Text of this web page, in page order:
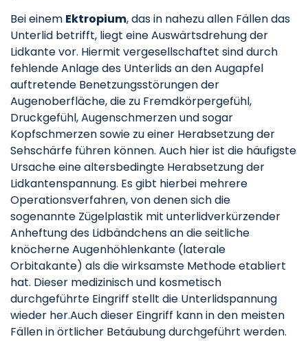
Bei einem Ektropium, das in nahezu allen Fällen das
Unterlid betrifft, liegt eine Auswärtsdrehung der
Lidkante vor. Hiermit vergesellschaftet sind durch
fehlende Anlage des Unterlids an den Augapfel
auftretende Benetzungsstörungen der
Augenoberfläche, die zu Fremdkörpergefühl,
Druckgefühl, Augenschmerzen und sogar
Kopfschmerzen sowie zu einer Herabsetzung der
Sehschärfe führen können. Auch hier ist die häufigste
Ursache eine altersbedingte Herabsetzung der
Lidkantenspannung. Es gibt hierbei mehrere
Operationsverfahren, von denen sich die
sogenannte Zügelplastik mit unterlidverkürzender
Anheftung des Lidbändchens an die seitliche
knöcherne Augenhöhlenkante (laterale
Orbitakante) als die wirksamste Methode etabliert
hat. Dieser medizinisch und kosmetisch
durchgeführte Eingriff stellt die Unterlidspannung
wieder her.Auch dieser Eingriff kann in den meisten
Fällen in örtlicher Betäubung durchgeführt werden.